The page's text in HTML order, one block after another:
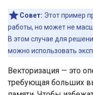
Совет: Этот пример
работы, но может не
В этом случае для
можно использовать
Векторизация — это
требующая больших